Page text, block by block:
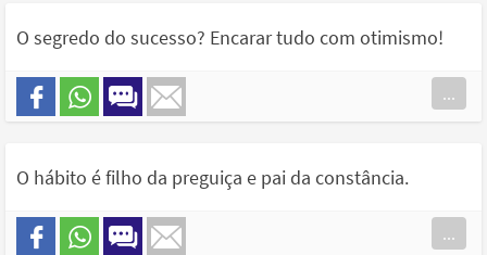
O segredo do sucesso? Encarar tudo com otimismo!
...
O hábito é filho da preguiça e pai da constância.
...